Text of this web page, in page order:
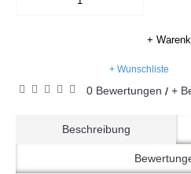
+
+ Wunschliste
0 Bewertungen / +
Beschreibung